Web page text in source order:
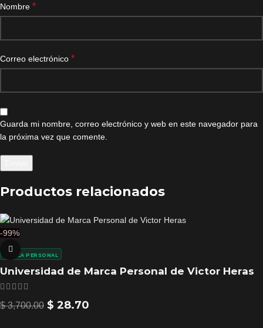
Nombre *
Correo electrónico *
Guarda mi nombre, correo electrónico y web en este navegador para
la próxima vez que comente.
Productos relacionados
-99%
Universidad de Marca Personal de Victor Heras
MARCA PERSONAL
$3,700.00 $ 28.70